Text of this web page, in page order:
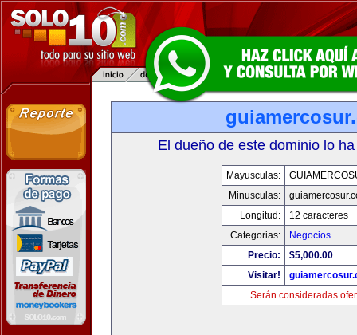
El dueño de este dominio lo
Mayusculas:
Minusculas:
Longitud:
12 caracteres
Categorias:
Negocios
Precio:
$5,000.00
Visitar!
Serán consideradas